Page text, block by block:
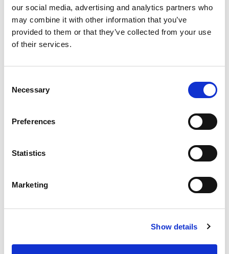
our social media, advertising and analytics partners who
may combine it with other information that you’ve
provided to them or that they’ve collected from your use
of their services.
Selection
Necessary
Preferences
Statistics
Marketing
Show details
3,6kWh Batterie
TV & BT Soundbar
Küche, Dusche, WC
Fahrzeug
VW Crafter 40, 130KW,
KORU 3 FREEDOM